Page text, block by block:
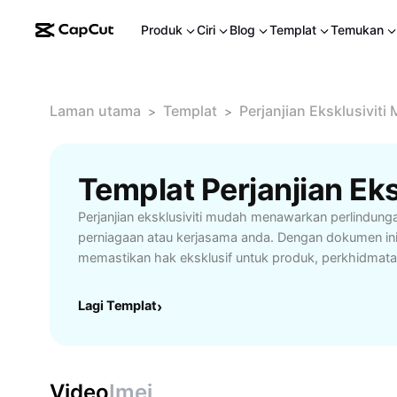
Produk Ciri Blog Templat Temukan
Laman utama > Templat > Perjanjian Eksklusiviti
Perjanjian eksklusiviti mudah menawarkan
perniagaan atau kerjasama anda. Dengan dokumen
memastikan hak eksklusif untuk produk,
eksklusiviti mudah seperti struktur kontrak ringkas,
keupayaan menyesuaikan dengan keperluan pihak
contoh dan panduan praktikal untuk menyediakan
Lagi Templat›